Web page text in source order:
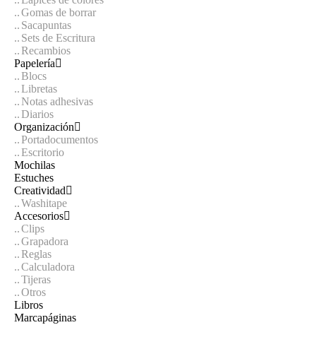
Gomas de borrar
Sacapuntas
Sets de Escritura
Recambios
Papelería
Blocs
Libretas
Notas adhesivas
Diarios
Organización
Portadocumentos
Escritorio
Mochilas
Estuches
Creatividad
Washitape
Accesorios
Clips
Grapadora
Reglas
Calculadora
Tijeras
Otros
Libros
Marcapáginas